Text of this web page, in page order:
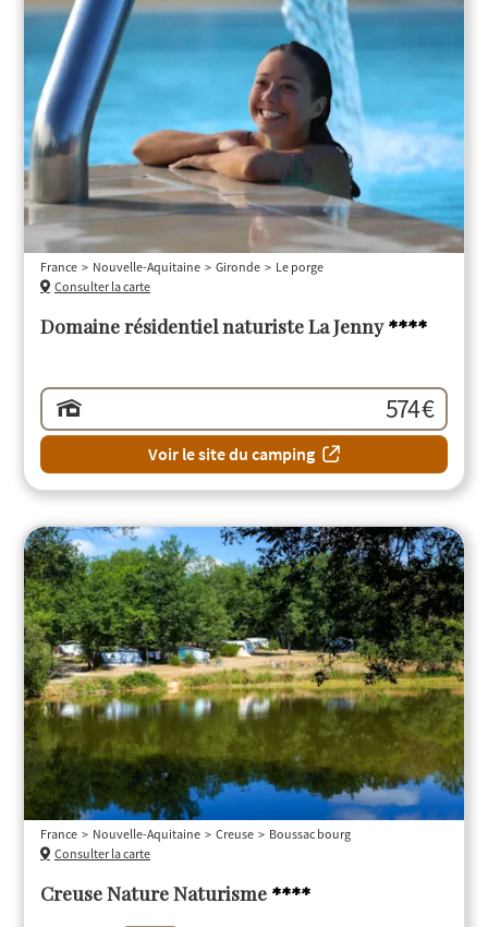
Domaine résidentiel naturiste La Jenny****
France Nouvelle-Aquitaine Gironde
Le porge
Consulter la carte
574 €
Voir le site du camping
Creuse Nature Naturisme ****
France Nouvelle-Aquitaine Creuse
Boussac bourg
Consulter la carte